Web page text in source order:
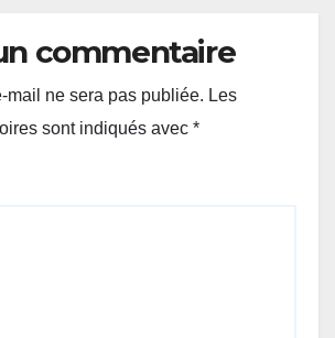
commentaire
mail ne sera pas publiée. Les
sont indiqués avec *